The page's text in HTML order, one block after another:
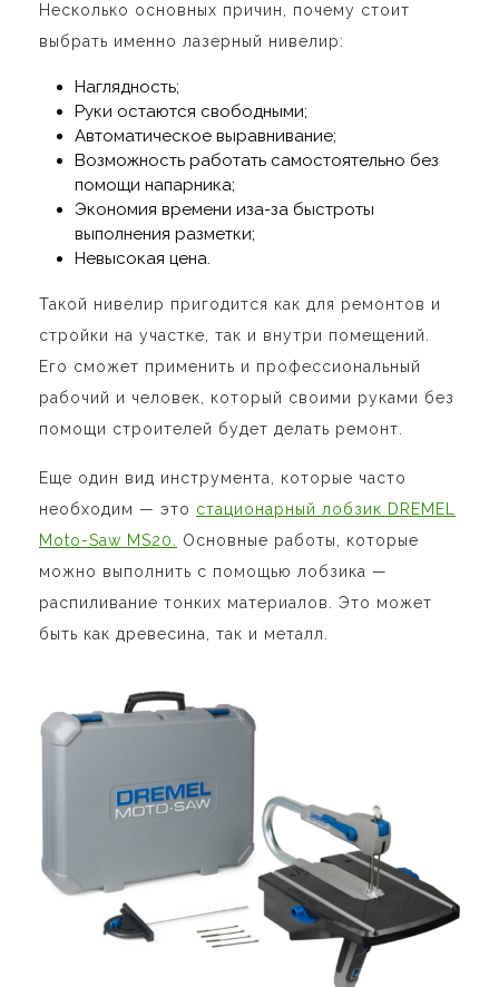
Несколько основных причин, почему стоит
выбрать именно лазерный нивелир:
Наглядность;
Руки остаются свободными;
Автоматическое выравнивание;
Возможность работать самостоятельно без
помощи напарника;
Экономия времени иза-за быстроты
выполнения разметки;
Невысокая цена.
Такой нивелир пригодится как для ремонтов и
стройки на участке, так и внутри помещений.
Его сможет применить и профессиональный
рабочий и человек, который своими руками без
помощи строителей будет делать ремонт.
Еще один вид инструмента, которые часто
необходим — это стационарный лобзик DREMEL
Moto-Saw MS20.
Основные работы, которые
можно выполнить с помощью лобзика —
распиливание тонких материалов. Это может
быть как древесина, так и металл.